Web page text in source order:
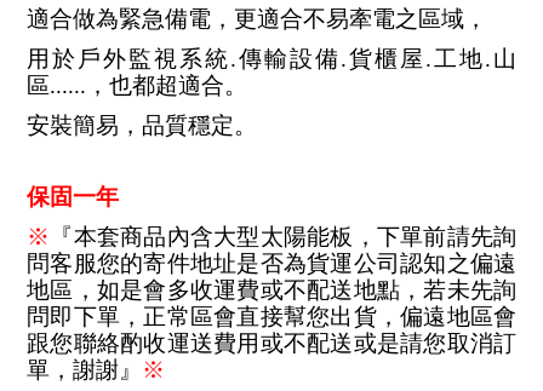
適合做為緊急備電，更適合不易牽電之區域，
用於戶外監視系統.傳輸設備.貨櫃屋.工地.山
區......，也都超適合。
安裝簡易，品質穩定。
保固一年
※
『本套商品內含大型太陽能板，下單前請先詢
問客服您的寄件地址是否為貨運公司認知之偏遠
地區，如是會多收運費或不配送地點，若未先詢
問即下單，正常區會直接幫您出貨，偏遠地區會
跟您聯絡酌收運送費用或不配送或是請您取消訂
單，謝謝』 ※